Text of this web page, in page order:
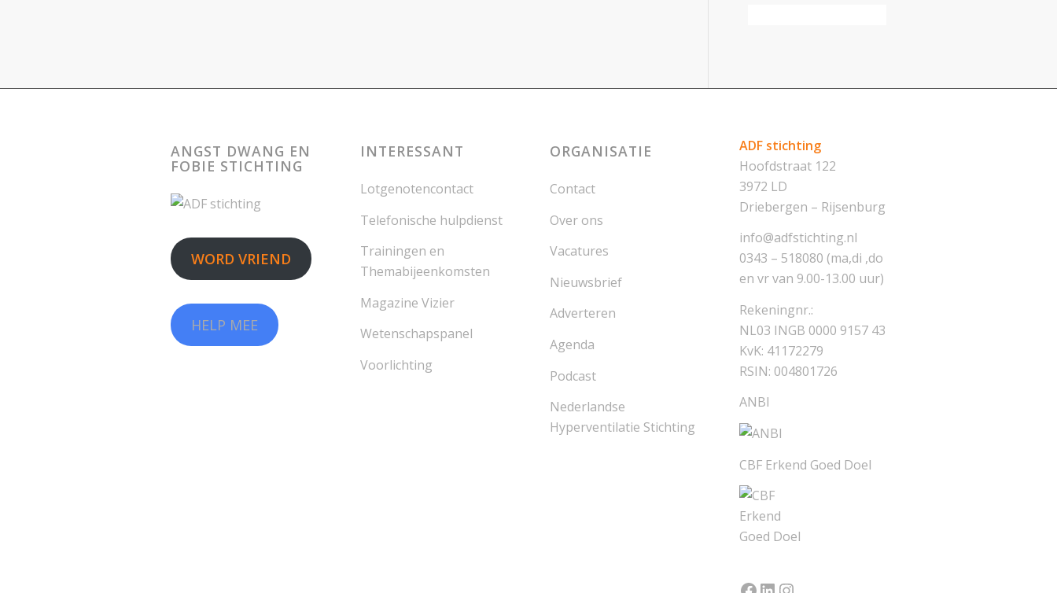
ANGST DWANG EN
FOBIE STICHTING
WORD VRIEND
HELP MEE
INTERESSANT
Lotgenotencontact
Telefonische hulpdienst
Trainingen en
Themabijeenkomsten
Magazine Vizier
Wetenschapspanel
Voorlichting
ORGANISATIE
Contact
Over ons
Vacatures
Nieuwsbrief
Adverteren
Agenda
Podcast
Nederlandse
Hyperventilatie Stichting
ADF stichting
Hoofdstraat 122
3972 LD
Driebergen – Rijsenburg
info@adfstichting.nl
0343 – 518080 (ma,di ,do
en vr van 9.00-13.00 uur)
Rekeningnr.:
NL03 INGB 0000 9157 43
KvK: 41172279
RSIN: 004801726
ANBI
CBF Erkend Goed Doel